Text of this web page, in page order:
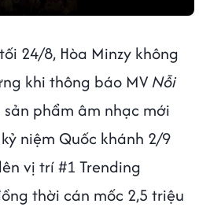
24/8, Hòa Minzy không
khi thông báo MV Nỗi
sản phẩm âm nhạc mới
niệm Quốc khánh 2/9
vị trí #1 Trending
thời cán mốc 2,5 triệu